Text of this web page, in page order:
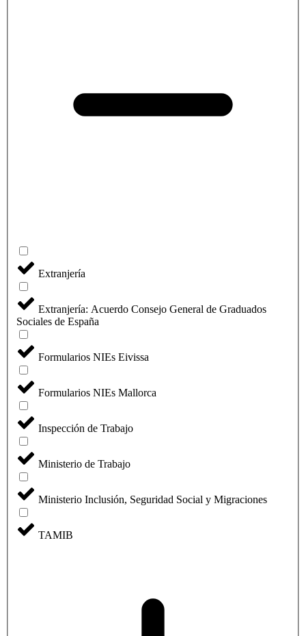
Extranjería
Extranjería: Acuerdo Consejo General de Graduados
Sociales de España
Formularios NIEs Eivissa
Formularios NIEs Mallorca
Inspección de Trabajo
Ministerio de Trabajo
Ministerio Inclusión, Seguridad Social y Migraciones
TAMIB